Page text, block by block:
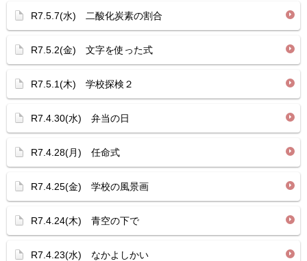
R7.5.7(水) 二酸化炭素の割合
R7.5.2(金) 文字を使った式
R7.5.1(木) 学校探検２
R7.4.30(水) 弁当の日
R7.4.28(月) 任命式
R7.4.25(金) 学校の風景画
R7.4.24(木) 青空の下で
R7.4.23(水) なかよしかい